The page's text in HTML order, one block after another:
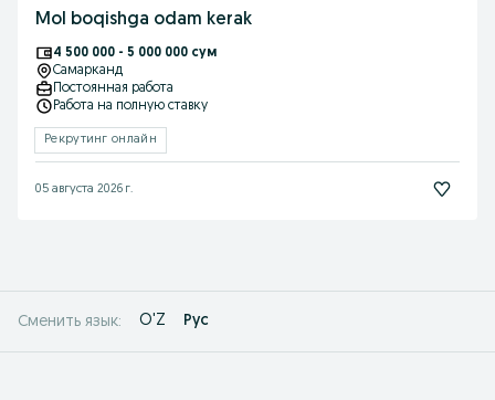
Mol boqishga odam kerak
4 500 000 - 5 000 000 сум
Самарканд
Постоянная работа
Работа на полную ставку
Рекрутинг онлайн
05 августа 2026 г.
Сменить язык: O'Z Рус